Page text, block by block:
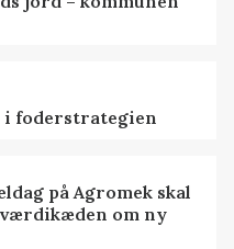
i foderstrategien
på Agromek skal
værdikæden om ny